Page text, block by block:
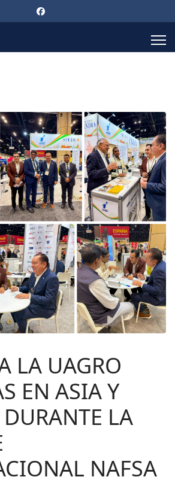
LA UAGRO
EN ASIA Y
LA
NAFSA